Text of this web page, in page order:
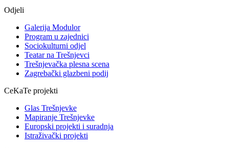
Odjeli
Galerija Modulor
Program u zajednici
Sociokulturni odjel
Teatar na Trešnjevci
Trešnjevačka plesna scena
Zagrebački glazbeni podij
CeKaTe projekti
Glas Trešnjevke
Mapiranje Trešnjevke
Europski projekti i suradnja
Istraživački projekti